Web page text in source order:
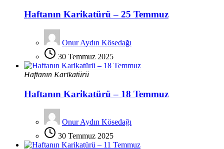
Haftanın Karikatürü – 25 Temmuz
Onur Aydın Kösedağı
30 Temmuz 2025
Haftanın Karikatürü
Haftanın Karikatürü – 18 Temmuz
Onur Aydın Kösedağı
30 Temmuz 2025